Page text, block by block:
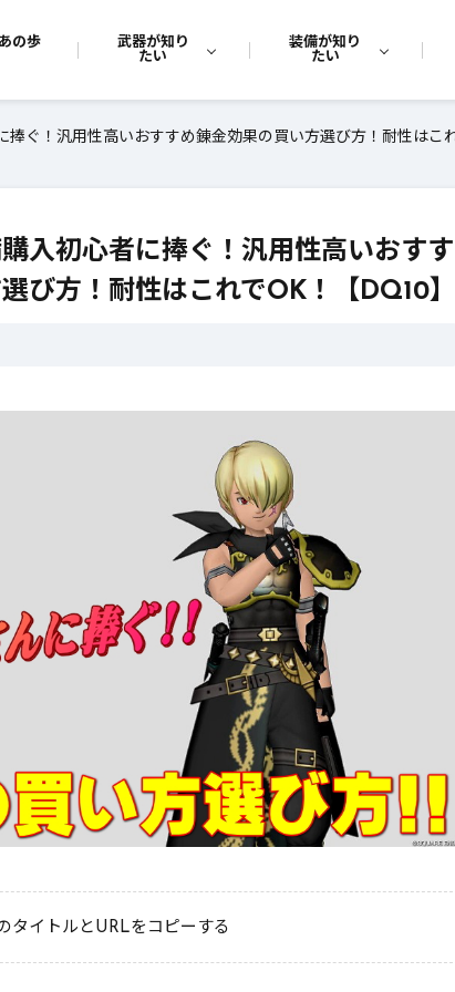
の歩
武器が知り
たい
装備が知り
たい
捧ぐ！汎用性高いおすすめ錬金効果の買い方選び方！耐性はこ
入初心者に捧ぐ！汎用性高いおすす
び方！耐性はこれでOK！【DQ10】
タイトルとURLをコピーする